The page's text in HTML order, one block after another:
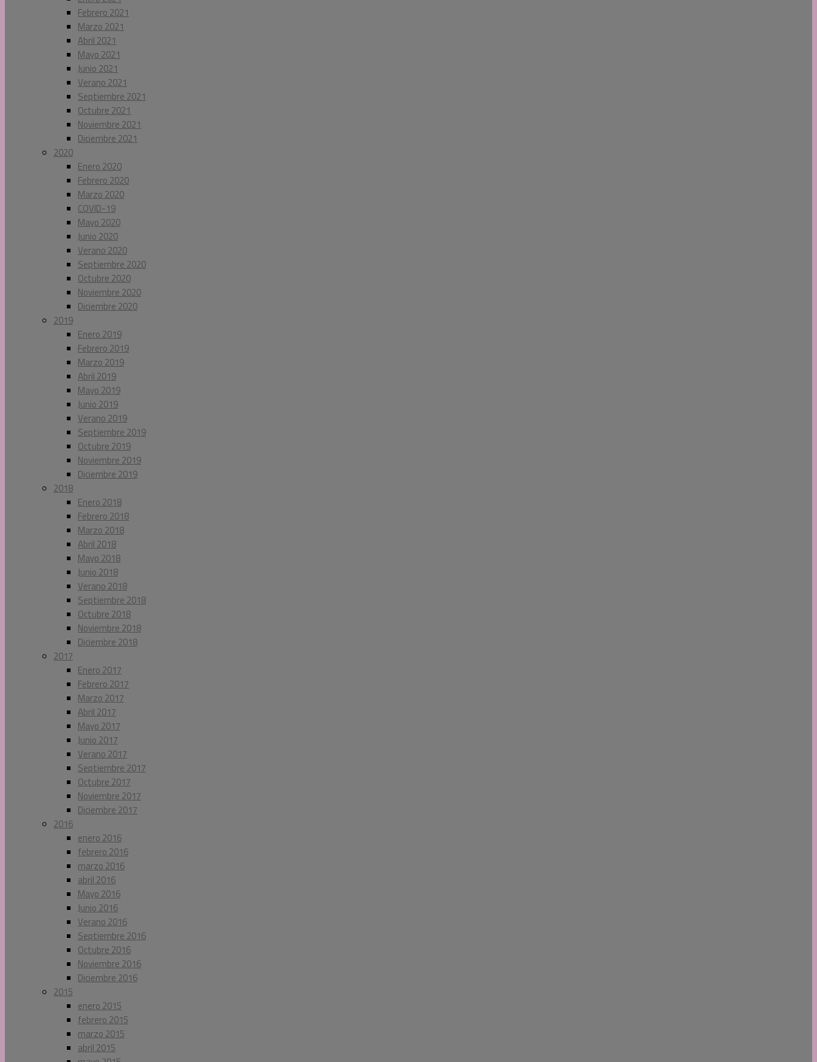
Febrero 2021
Marzo 2021
Abril 2021
Mayo 2021
Junio 2021
Verano 2021
Septiembre 2021
Octubre 2021
Noviembre 2021
Diciembre 2021
2020
Enero 2020
Febrero 2020
Marzo 2020
COVID-19
Mayo 2020
Junio 2020
Verano 2020
Septiembre 2020
Octubre 2020
Noviembre 2020
Diciembre 2020
2019
Enero 2019
Febrero 2019
Marzo 2019
Abril 2019
Mayo 2019
Junio 2019
Verano 2019
Septiembre 2019
Octubre 2019
Noviembre 2019
Diciembre 2019
2018
Enero 2018
Febrero 2018
Marzo 2018
Abril 2018
Mayo 2018
Junio 2018
Verano 2018
Septiembre 2018
Octubre 2018
Noviembre 2018
Diciembre 2018
2017
Enero 2017
Febrero 2017
Marzo 2017
Abril 2017
Mayo 2017
Junio 2017
Verano 2017
Septiembre 2017
Octubre 2017
Noviembre 2017
Diciembre 2017
2016
enero 2016
febrero 2016
marzo 2016
abril 2016
Mayo 2016
Junio 2016
Verano 2016
Septiembre 2016
Octubre 2016
Noviembre 2016
Diciembre 2016
2015
enero 2015
febrero 2015
marzo 2015
abril 2015